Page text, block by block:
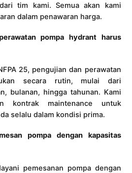
tim kami. Semua akan kami
dalam penawaran harga.
pompa hydrant harus
25, pengujian dan perawatan
secara rutin, mulai dari
bulanan, hingga tahunan. Kami
kontrak maintenance untuk
selalu dalam kondisi prima.
pompa dengan kapasitas
pemesanan pompa dengan